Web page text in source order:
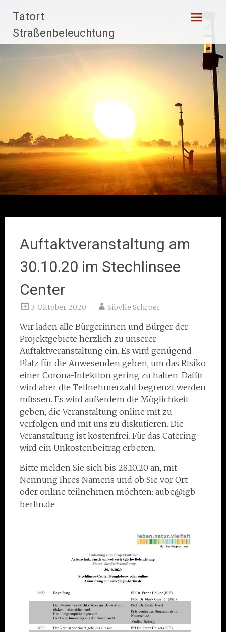
Inhalt
springen
Tatort
Straßenbeleuchtung
Auftaktveranstaltung am
30.10.20 im Stechlinsee
Center
3. Oktober 2020 Sibylle Schroer
Wir laden alle Bürgerinnen und Bürger der
Projektgebiete herzlich zu unserer
Auftaktveranstaltung ein. Es wird genügend
Platz für die Anwesenden geben, um das Risiko
einer Corona-Infektion gering zu halten. Dafür
wird aber die Teilnehmerzahl begrenzt werden
müssen. Es wird außerdem die Möglichkeit
geben, die Veranstaltung online mit zu
verfolgen und mit uns zu diskutieren. Die
Veranstaltung ist kostenfrei. Für das Catering
wird ein Unkostenbeitrag erbeten.
Bitte melden Sie sich bis 28.10.20 an, mit
Nennung Ihres Namens und ob Sie vor Ort
oder online teilnehmen möchten: aube@igb-
berlin.de